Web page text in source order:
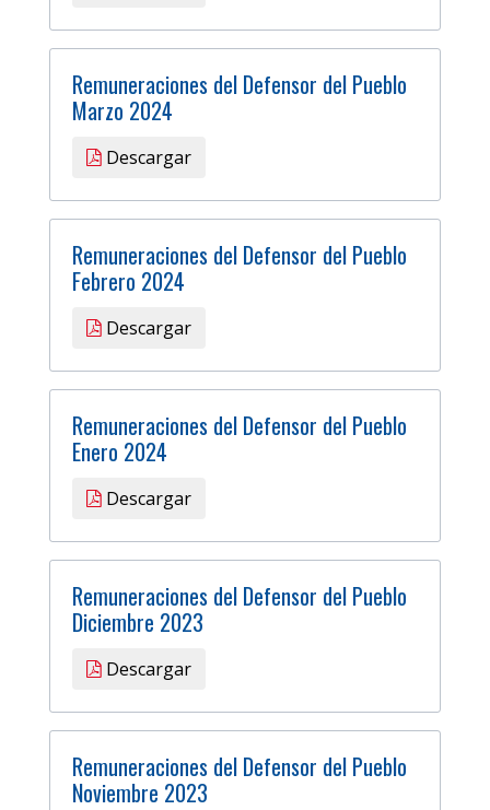
Remuneraciones del Defensor del Pueblo
Marzo 2024
Descargar
Remuneraciones del Defensor del Pueblo
Febrero 2024
Descargar
Remuneraciones del Defensor del Pueblo
Enero 2024
Descargar
Remuneraciones del Defensor del Pueblo
Diciembre 2023
Descargar
Remuneraciones del Defensor del Pueblo
Noviembre 2023